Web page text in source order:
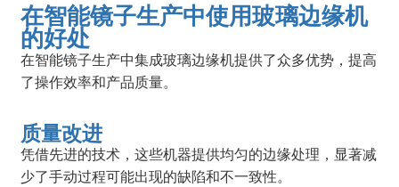
在智能镜子生产中使用玻璃边缘机
的好处
在智能镜子生产中集成玻璃边缘机提供了众多优势，提高
了操作效率和产品质量。
质量改进
凭借先进的技术，这些机器提供均匀的边缘处理，显著减
少了手动过程可能出现的缺陷和不一致性。